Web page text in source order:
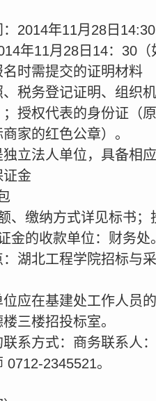
：2014年11月28日
年11月28日14：30
时需提交的证明材料
、税务登记证明、组织
授权代表的身份证（
家的红色公章）。
独立法人单位，具备相
证金
、缴纳方式详见标书；
金的收款单位：财务处
湖北工程学院招标与
应在基建处工作人员
三楼招投标室。
系方式：商务联系人
2345521。